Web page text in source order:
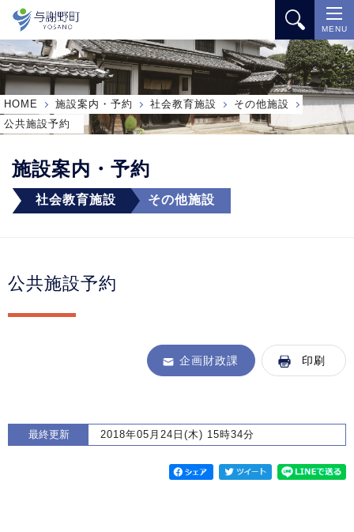
MENU
施設案内・予約
社会教育施設 その他施設
HOME 施設案内・予約 社会教育施設
その他施設
公共施設予約
公共施設予約
企画財政課 印刷
最終更新 2018年05月24日(木) 15時34分